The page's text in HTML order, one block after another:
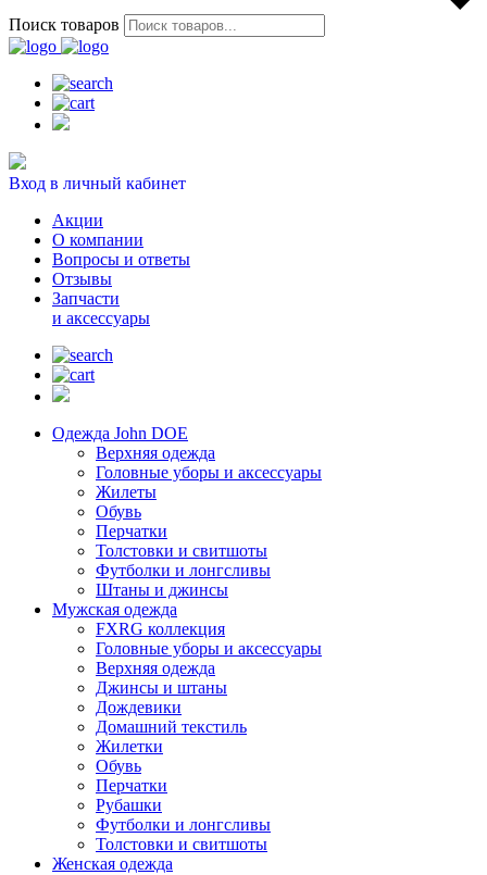
Поиск товаров
Вход в личный кабинет
Акции
О компании
Вопросы и ответы
Отзывы
Запчасти
и аксессуары
Одежда John DOE
Верхняя одежда
Головные уборы и аксессуары
Жилеты
Обувь
Перчатки
Толстовки и свитшоты
Футболки и лонгсливы
Штаны и джинсы
Мужская одежда
FXRG коллекция
Головные уборы и аксессуары
Верхняя одежда
Джинсы и штаны
Дождевики
Домашний текстиль
Жилетки
Обувь
Перчатки
Рубашки
Футболки и лонгсливы
Толстовки и свитшоты
Женская одежда